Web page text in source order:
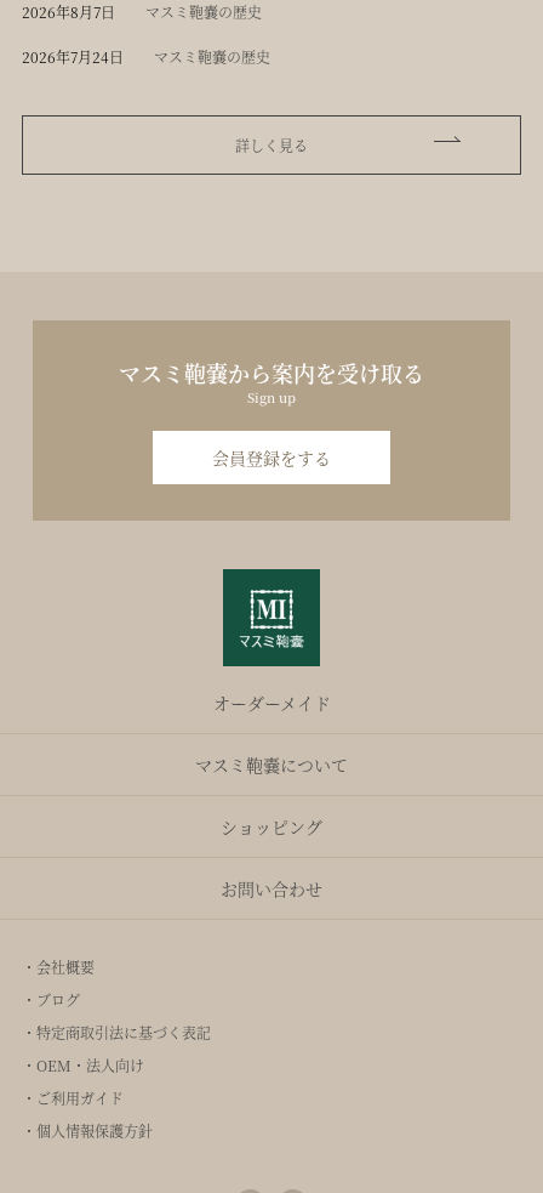
2026年8月7日 マスミ鞄嚢の歴史
2026年7月24日 マスミ鞄嚢の歴史
詳しく見る
マスミ鞄嚢から案内を受け取る
Sign up
会員登録をする
オーダーメイド
マスミ鞄嚢について
ショッピング
お問い合わせ
・会社概要
・ブログ
・特定商取引法に基づく表記
・OEM・法人向け
・ご利用ガイド
・個人情報保護方針